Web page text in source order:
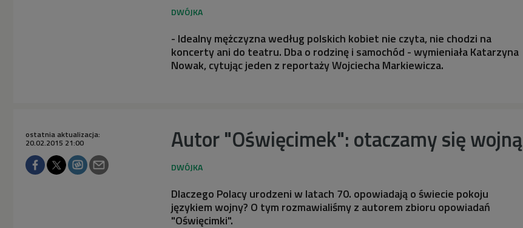
- Idealny mężczyzna według polskich kobiet nie czyta, nie chodzi na
koncerty ani do teatru. Dba o rodzinę i samochód - wymieniała Katarzyna
Nowak, cytując jeden z reportaży Wojciecha Markiewicza.
Autor "Oświęcimek": otaczamy się wojną
ostatnia aktualizacja:
20.02.2015 21:00
Dlaczego Polacy urodzeni w latach 70. opowiadają o świecie pokoju
językiem wojny? O tym rozmawialiśmy z autorem zbioru opowiadań
"Oświęcimki".